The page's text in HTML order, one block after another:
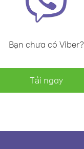
Bạn chưa có Viber?
Tải ngay